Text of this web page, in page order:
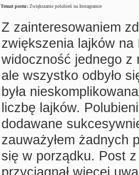
Temat postu: Zwiększanie polubień na Instagramie
Z zainteresowaniem
zwiększenia lajków
widoczność jednego z
ale wszystko odbyło
była
liczbę lajków.
dodawane
zauważyłem żadnych
się w porządku. Post
przyciągnął więcej